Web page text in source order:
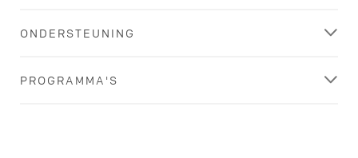
ONDERSTEUNING
PROGRAMMA'S